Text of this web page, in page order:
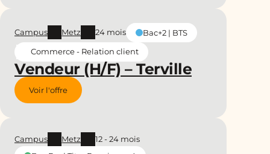
Vendeur (H/F) – Terville
Campus Metz 24 mois
Bac+2 | BTS
Commerce - Relation client
Voir l'offre
Campus Metz
12 - 24 mois